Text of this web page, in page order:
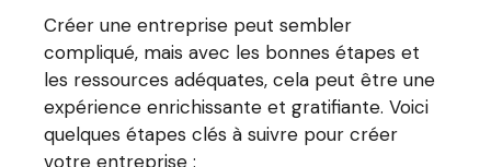
Créer une entreprise peut sembler
compliqué, mais avec les bonnes étapes et
les ressources adéquates, cela peut être une
expérience enrichissante et gratifiante. Voici
quelques étapes clés à suivre pour créer
votre entreprise :